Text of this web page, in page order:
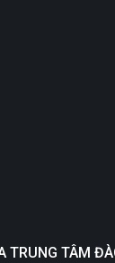
TRUNG TÂM